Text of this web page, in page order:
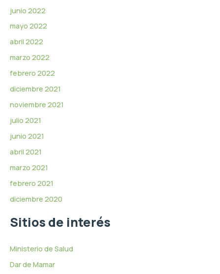
junio 2022
mayo 2022
abril 2022
marzo 2022
febrero 2022
diciembre 2021
noviembre 2021
julio 2021
junio 2021
abril 2021
marzo 2021
febrero 2021
diciembre 2020
Sitios de interés
Ministerio de Salud
Dar de Mamar